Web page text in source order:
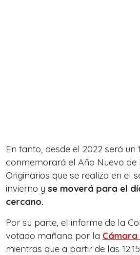
En tanto, desde el 2022 será
conmemorará el Año Nuevo de
Originarios que se realiza en el
invierno y se moverá para el
cercano.
Por su parte, el informe de la
votado mañana por la
mientras que a partir de las